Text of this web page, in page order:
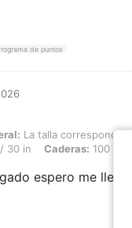
de puntos
La talla corresponde,
La talla corresponde
30 in Caderas: 100 cm
espero me